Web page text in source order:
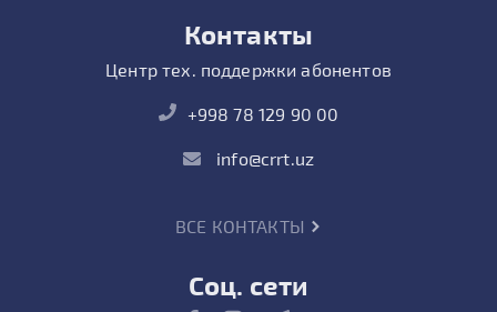
Контакты
Центр тех. поддержки абонентов
+998 78 129 90 00
info@crrt.uz
ВСЕ КОНТАКТЫ
Соц. сети